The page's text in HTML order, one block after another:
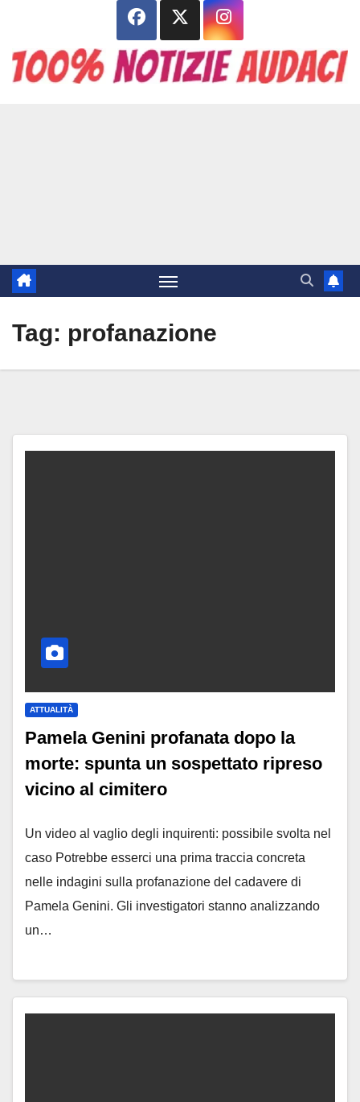
contenuto
Tag: profanazione
ATTUALITÀ
Pamela Genini profanata dopo la
morte: spunta un sospettato ripreso
vicino al cimitero
Un video al vaglio degli inquirenti: possibile svolta nel
caso Potrebbe esserci una prima traccia concreta
nelle indagini sulla profanazione del cadavere di
Pamela Genini. Gli investigatori stanno analizzando
un…